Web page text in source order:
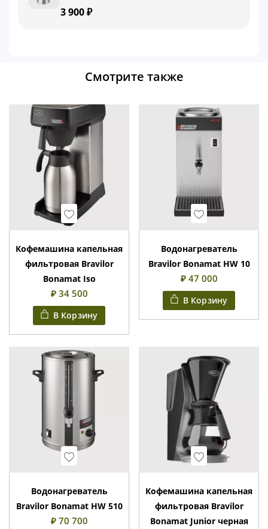
3 900 ₽
Смотрите также
Кофемашина капельная
фильтровая Bravilor
Bonamat Iso
₽ 34 500
В Корзину
Водонагреватель
Bravilor Bonamat HW 10
₽ 47 000
В Корзину
Водонагреватель
Bravilor Bonamat HW 510
₽ 70 700
Кофемашина капельная
фильтровая Bravilor
Bonamat Junior черная